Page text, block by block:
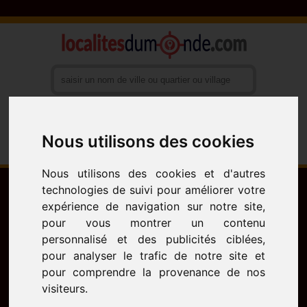
Nous utilisons des cookies
Nous utilisons des cookies et d'autres
technologies de suivi pour améliorer votre
expérience de navigation sur notre site,
pour vous montrer un contenu
personnalisé et des publicités ciblées,
pour analyser le trafic de notre site et
pour comprendre la provenance de nos
visiteurs.
Français English Español